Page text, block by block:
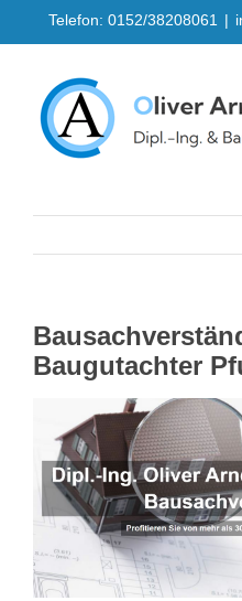
to
content
Telefon: 0152/38208061 |
Baugutachter